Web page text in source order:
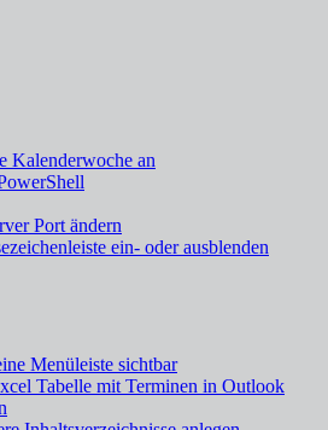
Kalenderwoche an
Port ändern
ein- oder ausblenden
Menüleiste sichtbar
Tabelle mit Terminen in Outlook